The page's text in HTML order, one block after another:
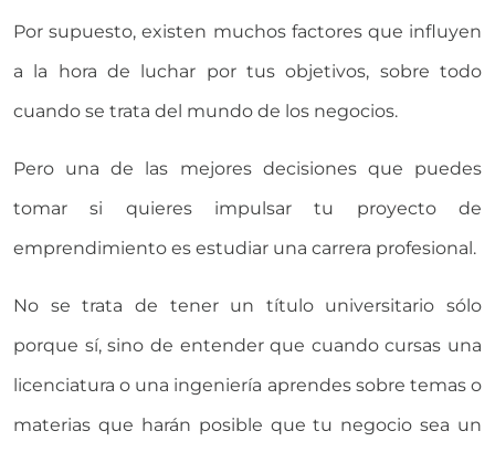
Por supuesto, existen muchos factores que influyen
a la hora de luchar por tus objetivos, sobre todo
cuando se trata del mundo de los negocios.
Pero una de las mejores decisiones que puedes
tomar si quieres impulsar tu proyecto de
emprendimiento es estudiar una carrera profesional.
No se trata de tener un título universitario sólo
porque sí, sino de entender que cuando cursas una
licenciatura o una ingeniería aprendes sobre temas o
materias que harán posible que tu negocio sea un